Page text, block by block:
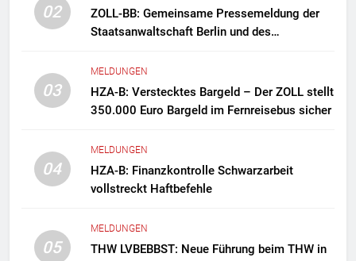
02
ZOLL-BB: Gemeinsame Pressemeldung der
Staatsanwaltschaft Berlin und des
Zollfahndung hebt mutmaßliches
Drogenlabor aus
03
MELDUNGEN
HZA-B: Verstecktes Bargeld – Der ZOLL stellt
350.000 Euro Bargeld im Fernreisebus sicher
04
MELDUNGEN
HZA-B: Finanzkontrolle Schwarzarbeit
vollstreckt Haftbefehle
05
MELDUNGEN
THW LVBEBBST: Neue Führung beim THW in